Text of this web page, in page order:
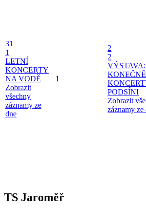
31
1
LETNÍ
KONCERTY
NA VODĚ
Zobrazit
všechny
záznamy ze
dne
1
2
2
VÝSTAVA:
PODSÍNI
Zobrazit
záznamy ze
TS Jaroměř